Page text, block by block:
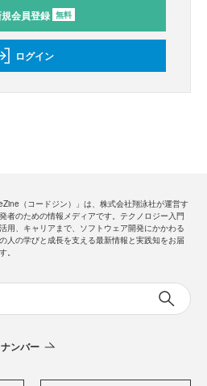
会員登録 無料
ログイン
（コードジン）」は、株式会社翔泳社が運営す
者のための情報メディアです。テクノロジー入門
用、キャリアまで、ソフトウェア開発にかかわる
人の学びと成長を支える最新情報と実践知をお届
。
ンバー